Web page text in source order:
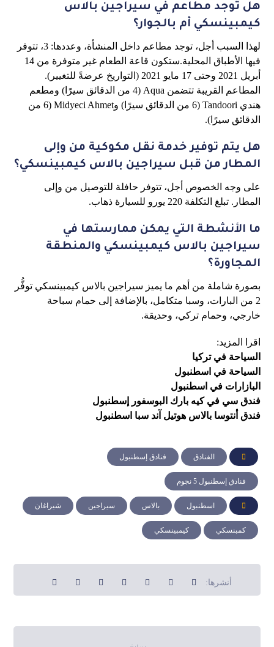
هل توجد مطاعم في سيراجين بالاس
كيمبينسكي أم بالجوار؟
لهذا السبب أجل، توجد مطاعم داخل المنشأة، وعددها: 3، تتوفر
فيها الأطباق المحلية.ستكون قاعة الطعام غير متوفرة من 14
أبريل 2021 وحتى 17 مايو 2021 (التواريخ عرضةً للتغيير).
المطاعم القريبة تتضمن Aqua (4 من الدقائق سيرًا) ومطعم
هندي Tandoori (6 من الدقائق سيرًا) وMidyeci Ahmet (6 من
الدقائق سيرًا).
هل يتم توفير خدمة نقل مكوكية من وإلى
المطار من قبل سيراجين بالاس كيمبينسكي؟
على وجه الخصوص أجل، تتوفر حافلة للتوصيل من وإلى
المطار. تبلغ التكلفة 220 يورو للسيارة ذهاب.
ما الأنشطة التي يمكن ممارستها في
سيراجين بالاس كيمبينسكي والمنطقة
المجاورة؟
بصورة شاملة من أهم ما يميز سيراجين بالاس كيمبينسكي توفُّر
2 من البارات، وسبا متكامل، بالإضافة إلى حمام سباحة
خارجي، وحمام تركي، وحديقة.
اقرا المزيد:
السياحة في تركيا
السياحة في اسطنبول
البازارات في اسطنبول
فندق سي في كيه بارك البوسفور إسطنبول
فندق أنتوسا بالاس هوتيل آند سبا اسطنبول
الفنادق فنادق إسطنبول
فنادق إسطنبول 5 نجوم
اسطنبول بالاس سيراجين شيراغان
كمبنسكي كيمبينسكي